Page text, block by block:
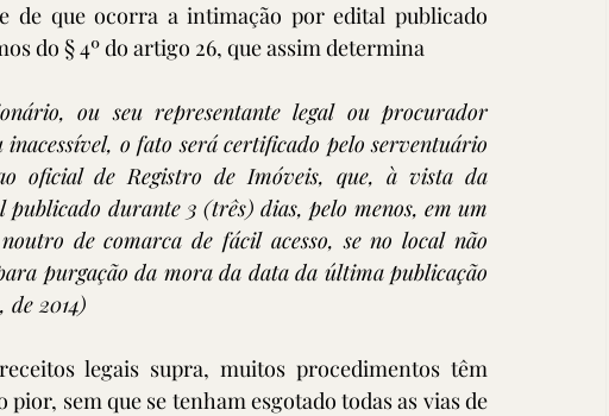
de que ocorra a intimação por edital publicado
do § 4º do artigo 26, que assim determina
ou seu representante legal ou procurador
o fato será certificado pelo serventuário
oficial de Registro de Imóveis, que, à vista da
durante 3 (três) dias, pelo menos, em um
de comarca de fácil acesso, se no local não
purgação da mora da data da última publicação
de 2014)
legais supra, muitos procedimentos têm
sem que se tenham esgotado todas as vias de